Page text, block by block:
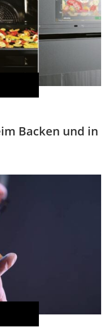
Backen und in